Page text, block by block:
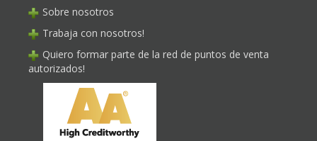
Sobre nosotros
Trabaja con nosotros!
Quiero formar parte de la red de puntos de venta
autorizados!